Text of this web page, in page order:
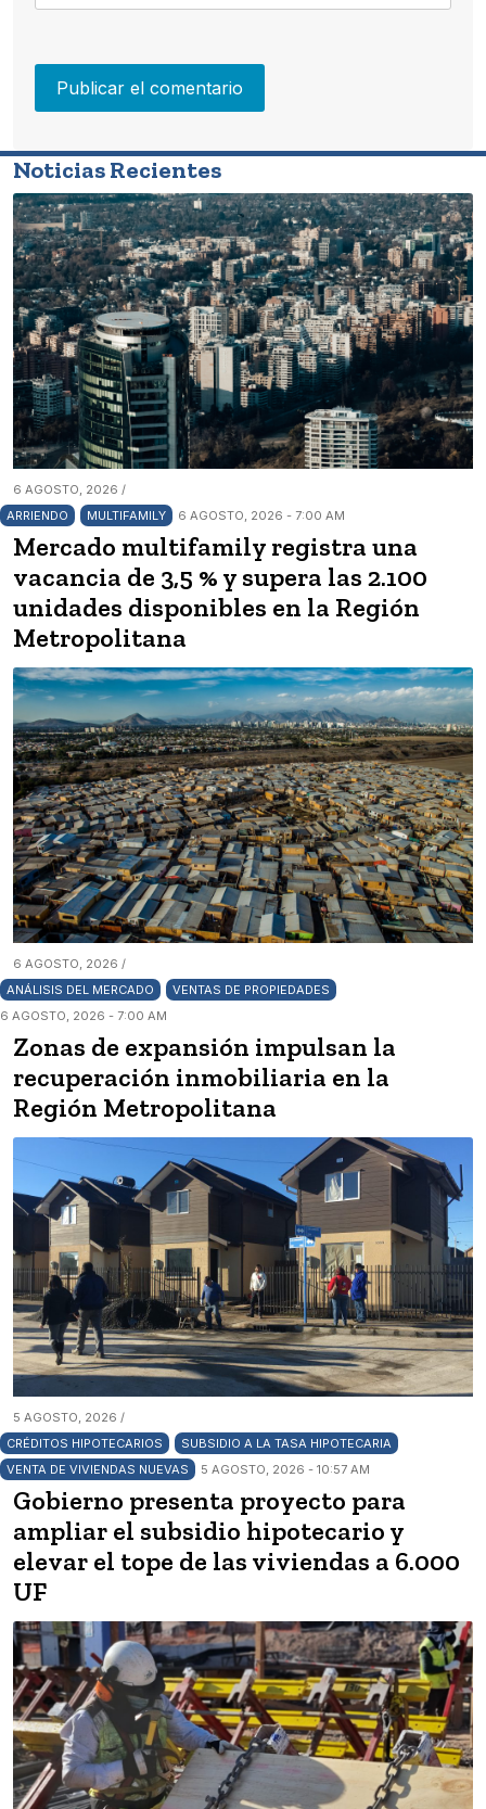
Noticias Recientes
6 AGOSTO, 2026 /
ARRIENDO
MULTIFAMILY 6 AGOSTO, 2026 - 7:00 AM
Mercado multifamily registra una
vacancia de 3,5 % y supera las 2.100
unidades disponibles en la Región
Metropolitana
6 AGOSTO, 2026 /
ANÁLISIS DEL MERCADO
VENTAS DE PROPIEDADES
6 AGOSTO, 2026 - 7:00 AM
Zonas de expansión impulsan la
recuperación inmobiliaria en la
Región Metropolitana
5 AGOSTO, 2026 /
CRÉDITOS HIPOTECARIOS
SUBSIDIO A LA TASA HIPOTECARIA
VENTA DE VIVIENDAS NUEVAS
5 AGOSTO, 2026 - 10:57 AM
Gobierno presenta proyecto para
ampliar el subsidio hipotecario y
elevar el tope de las viviendas a 6.000
UF